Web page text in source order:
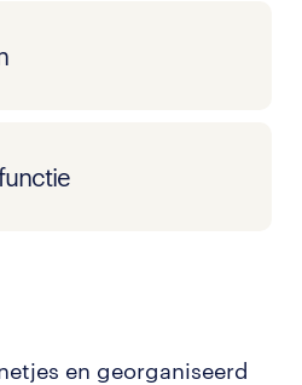
en georganiseerd